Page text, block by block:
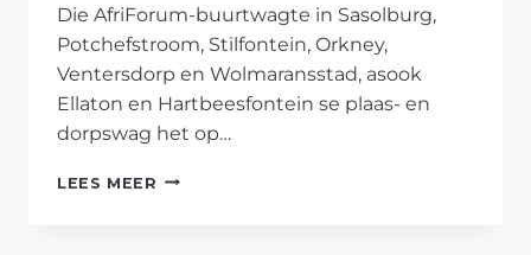
Die AfriForum-buurtwagte in Sasolburg,
Potchefstroom, Stilfontein, Orkney,
Ventersdorp en Wolmaransstad, asook
Ellaton en Hartbeesfontein se plaas- en
dorpswag het op…
LEES MEER AFRIFORUM